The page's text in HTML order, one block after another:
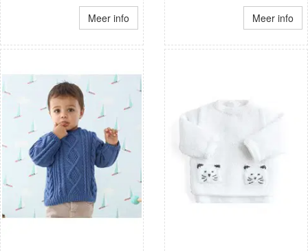
Meer info Meer info